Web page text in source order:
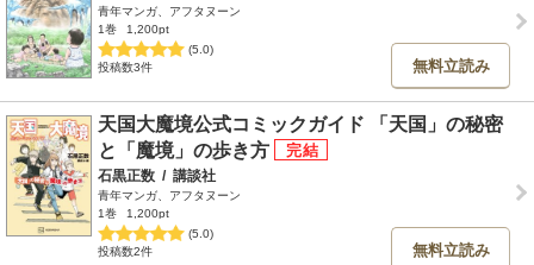
青年マンガ、アフタヌーン
1巻
1,200pt
(5.0)
投稿数3件
無料立読み
天国大魔境公式コミックガイド 「天国」の秘密
と「魔境」の歩き方
石黒正数 / 講談社
青年マンガ、アフタヌーン
1巻
1,200pt
(5.0)
投稿数2件
無料立読み